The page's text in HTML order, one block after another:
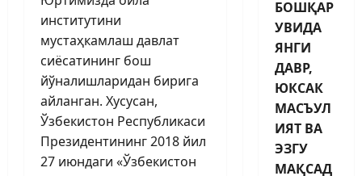
институтини
мустаҳкамлаш давлат
сиёсатининг бош
йўналишларидан бирига
айланган. Хусусан,
Ўзбекистон Республикаси
Президентининг 2018 йил
27 июндаги «Ўзбекистон
БОШҚАР
УВИДА
ЯНГИ
ДАВР,
ЮКСАК
МАСЪУЛ
ИЯТ ВА
ЭЗГУ
МАҚСАД